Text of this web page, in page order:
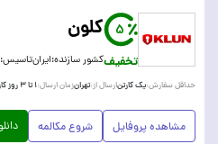
5
تخفیف
کلون
کشور سازنده:ایرانتاسیس:
حداقل سفارش:یک کارتنارسال از:تهرانزمان ارسال:۱ تا ۳ روز کاری
مشاهده پروفایل شروع مکالمه